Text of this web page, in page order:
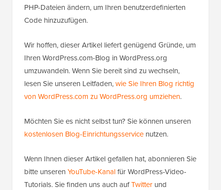
PHP-Dateien ändern, um Ihren benutzerdefinierten
Code hinzuzufügen.
Wir hoffen, dieser Artikel liefert genügend Gründe, um
Ihren WordPress.com-Blog in WordPress.org
umzuwandeln. Wenn Sie bereit sind zu wechseln,
lesen Sie unseren Leitfaden,wie Sie Ihren Blog richtig
von WordPress.com zu WordPress.org umziehen.
Möchten Sie es nicht selbst tun? Sie können unseren
kostenlosen Blog-Einrichtungsservice nutzen.
Wenn Ihnen dieser Artikel gefallen hat, abonnieren Sie
bitte unseren YouTube-Kanalfür WordPress-Video-
Tutorials. Sie finden uns auch aufTwitter und